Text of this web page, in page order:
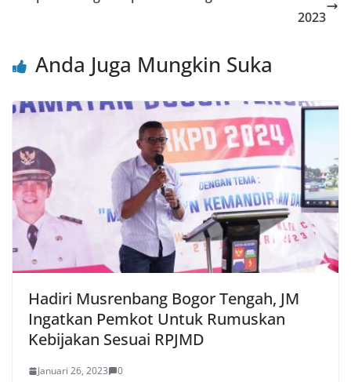
2023
Anda Juga Mungkin Suka
Hadiri Musrenbang Bogor Tengah, JM
Ingatkan Pemkot Untuk Rumuskan
Kebijakan Sesuai RPJMD
Januari 26, 2023 0